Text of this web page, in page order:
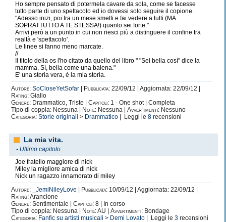
Ho sempre pensato di potermela cavare da sola, come se facesse
tutto parte di uno spettacolo ed io dovessi solo seguire il copione.
"Adesso inizi, poi tra un mese smetti e fai vedere a tutti (MA
SOPRATTUTTO A TE STESSA!) quanto sei forte."
Arrivi però a un punto in cui non riesci più a distinguere il confine tra
realtà e 'spettacolo'.
Le linee si fanno meno marcate.
//
Il titolo della os l'ho citato da quello del libro " "Sei bella così" dice la
mamma. Sì, bella come una balena."
E' una storia vera, è la mia storia.
Autore: SoCloseYetSofar Pubblicata: 22/09/12 | Aggiornata: 22/09/12 |
Rating: Giallo
Genere: Drammatico, Triste | Capitoli: 1 - One shot | Completa
Tipo di coppia: Nessuna |
Note: Nessuna | Avvertimenti: Nessuno
Categoria: Storie originali > Drammatico | Leggi le 8 recensioni
La mia vita.
- Ultimo capitolo
Joe fratello maggiore di nick
Miley la migliore amica di nick
Nick un ragazzo innamorato di miley
Autore:
_JemiNileyLove Pubblicata: 10/09/12 | Aggiornata: 22/09/12 |
Rating:Arancione
Genere: Sentimentale | Capitoli: 8 | In corso
Tipo di coppia: Nessuna |
Note:AU | Avvertimenti: Bondage
Categoria: Fanfic su artisti musicali > Demi Lovato | Leggi le 3 recensioni